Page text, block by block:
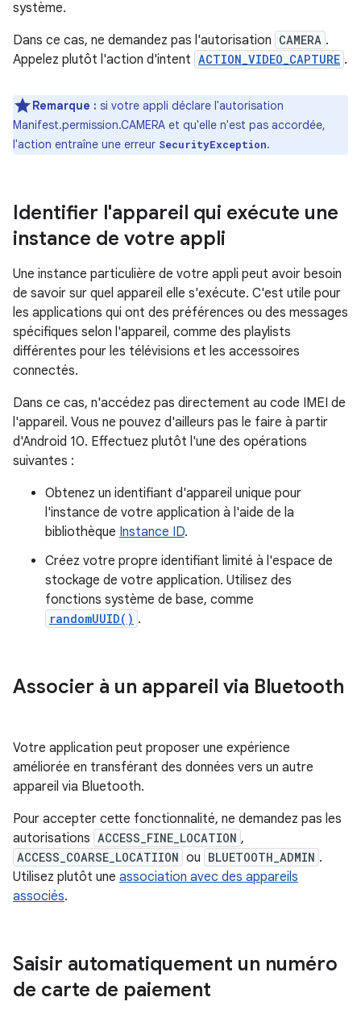
système.
Dans ce cas, ne demandez pas l'autorisation CAMERA .
Appelez plutôt l'action d'intent ACTION_VIDEO_CAPTURE .
Remarque : si votre appli déclare l'autorisation
Manifest.permission.CAMERA et qu'elle n'est pas accordée,
l'action entraîne une erreur SecurityException.
Identifier l'appareil qui exécute une
instance de votre appli
Une instance particulière de votre appli peut avoir besoin
de savoir sur quel appareil elle s'exécute. C'est utile pour
les applications qui ont des préférences ou des messages
spécifiques selon l'appareil, comme des playlists
différentes pour les télévisions et les accessoires
connectés.
Dans ce cas, n'accédez pas directement au code IMEI de
l'appareil. Vous ne pouvez d'ailleurs pas le faire à partir
d'Android 10. Effectuez plutôt l'une des opérations
suivantes :
Obtenez un identifiant d'appareil unique pour
l'instance de votre application à l'aide de la
bibliothèque Instance ID.
Créez votre propre identifiant limité à l'espace de
stockage de votre application. Utilisez des
fonctions système de base, comme
randomUUID() .
Associer à un appareil via Bluetooth
Votre application peut proposer une expérience
améliorée en transférant des données vers un autre
appareil via Bluetooth.
Pour accepter cette fonctionnalité, ne demandez pas les
autorisations ACCESS_FINE_LOCATION ,
ACCESS_COARSE_LOCATIION ou BLUETOOTH_ADMIN .
Utilisez plutôt une association avec des appareils
associés.
Saisir automatiquement un numéro
de carte de paiement